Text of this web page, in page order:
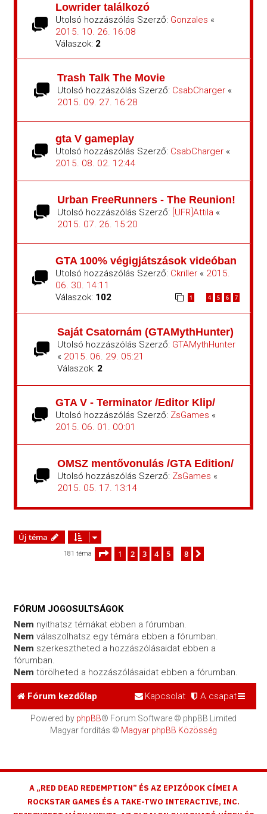
Lowrider találkozó
Utolsó hozzászólás Szerző: Gonzales «
2015. 10. 26. 16:08
Válaszok: 2
Trash Talk The Movie
Utolsó hozzászólás Szerző: CsabCharger«
2015. 09. 27. 16:28
gta V gameplay
Utolsó hozzászólás Szerző: CsabCharger«
2015. 08. 02. 12:44
Urban FreeRunners - The Reunion!
Utolsó hozzászólás Szerző: [UFR]Attila «
2015. 07. 26. 15:20
GTA 100% végigjátszások videóban
Utolsó hozzászólás Szerző: Ckriller« 2015.
06. 30. 14:11
Válaszok: 102 1 4 5 6 7
Saját Csatornám (GTAMythHunter)
Utolsó hozzászólás Szerző: GTAMythHunter
« 2015. 06. 29. 05:21
Válaszok: 2
GTA V - Terminator /Editor Klip/
Utolsó hozzászólás Szerző: ZsGames «
2015. 06. 01. 00:01
OMSZ mentővonulás /GTA Edition/
Utolsó hozzászólás Szerző: ZsGames «
2015. 05. 17. 13:14
Új téma
181 téma Oldal:1 /8
1 2 3 4 5 8
FÓRUM JOGOSULTSÁGOK
Nem nyithatsz témákat ebben a fórumban.
Nem válaszolhatsz egy témára ebben a fórumban.
Nem szerkesztheted a hozzászólásaidat ebben a
fórumban.
Nem törölheted a hozzászólásaidat ebben a fórumban.
Fórum kezdőlap A csapat
Kapcsolat
Powered by phpBB® Forum Software © phpBB Limited
Magyar fordítás © Magyar phpBB Közösség
A „RED DEAD REDEMPTION” ÉS AZ EPIZÓDOK CÍMEI A
ROCKSTAR GAMES ÉS A TAKE-TWO INTERACTIVE, INC.